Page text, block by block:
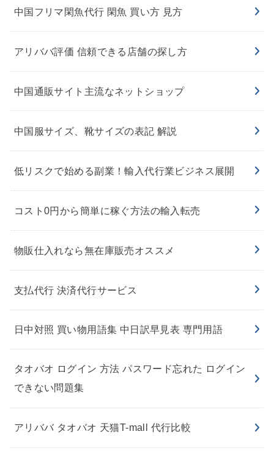
中国フリマ閑魚代行 閑魚 買い方 見方
アリババ評価 信頼できる店舗の探し方
中国通販サイト主流なネットショップ
中国服サイズ、靴サイズの表記 解説
低リスクで始める副業！輸入代行業ビジネス展開
コスト0円から簡単に稼ぐ方法の輸入転売
物販仕入れなら無在庫販売オススメ
支払代行 決済代行サービス
日中対照 買い物用語集 中日訳早見表 専門用語
タオバオ ログイン 方法 パスワード忘れた ログイン
できない問題集
アリババ タオバオ 天猫T-mall 代行比較